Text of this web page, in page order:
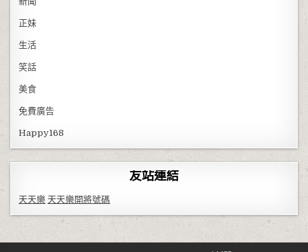
正妹
生活
笑話
美食
免費廣告
Happy168
友站連結
天天樂 天天樂開將號碼